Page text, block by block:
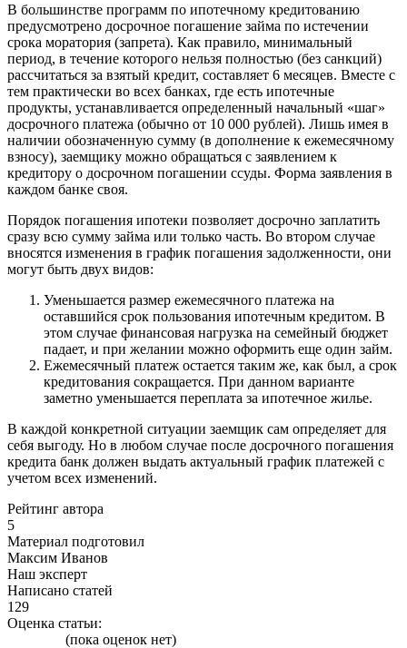
В большинстве программ по ипотечному кредитованию
предусмотрено досрочное погашение займа по истечении
срока моратория (запрета). Как правило, минимальный
период, в течение которого нельзя полностью (без санкций)
рассчитаться за взятый кредит, составляет 6 месяцев. Вместе с
тем практически во всех банках, где есть ипотечные
продукты, устанавливается определенный начальный «шаг»
досрочного платежа (обычно от 10 000 рублей). Лишь имея в
наличии обозначенную сумму (в дополнение к ежемесячному
взносу), заемщику можно обращаться с заявлением к
кредитору о досрочном погашении ссуды. Форма заявления в
каждом банке своя.
Порядок погашения ипотеки позволяет досрочно заплатить
сразу всю сумму займа или только часть. Во втором случае
вносятся изменения в график погашения задолженности, они
могут быть двух видов:
Уменьшается размер ежемесячного платежа на
оставшийся срок пользования ипотечным кредитом. В
этом случае финансовая нагрузка на семейный бюджет
падает, и при желании можно оформить еще один займ.
Ежемесячный платеж остается таким же, как был, а срок
кредитования сокращается. При данном варианте
заметно уменьшается переплата за ипотечное жилье.
В каждой конкретной ситуации заемщик сам определяет для
себя выгоду. Но в любом случае после досрочного погашения
кредита банк должен выдать актуальный график платежей с
учетом всех изменений.
Рейтинг автора
5
Материал подготовил
Максим Иванов
Наш эксперт
Написано статей
129
Оценка статьи:
(пока оценок нет)